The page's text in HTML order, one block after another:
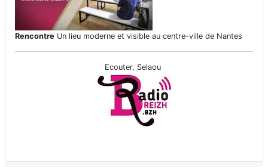
Rencontre Un lieu moderne et visible au centre-ville de Nantes
Ecouter, Selaou